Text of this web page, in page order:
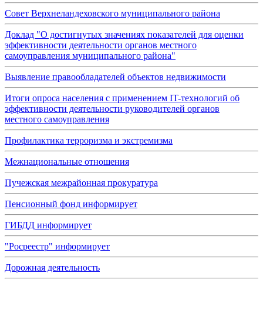
Совет Верхнеландеховского муниципального района
Доклад "О достигнутых значениях показателей для оценки
эффективности деятельности органов местного
самоуправления муниципального района"
Выявление правообладателей объектов недвижимости
Итоги опроса населения с применением IT-технологий об
эффективности деятельности руководителей органов
местного самоуправления
Профилактика терроризма и экстремизма
Межнациональные отношения
Пучежская межрайонная прокуратура
Пенсионный фонд информирует
ГИБДД информирует
"Росреестр" информирует
Дорожная деятельность